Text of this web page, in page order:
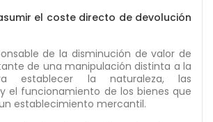
el coste directo de devolución
de la disminución de valor de
de una manipulación distinta a la
establecer la naturaleza, las
el funcionamiento de los bienes que
establecimiento mercantil.